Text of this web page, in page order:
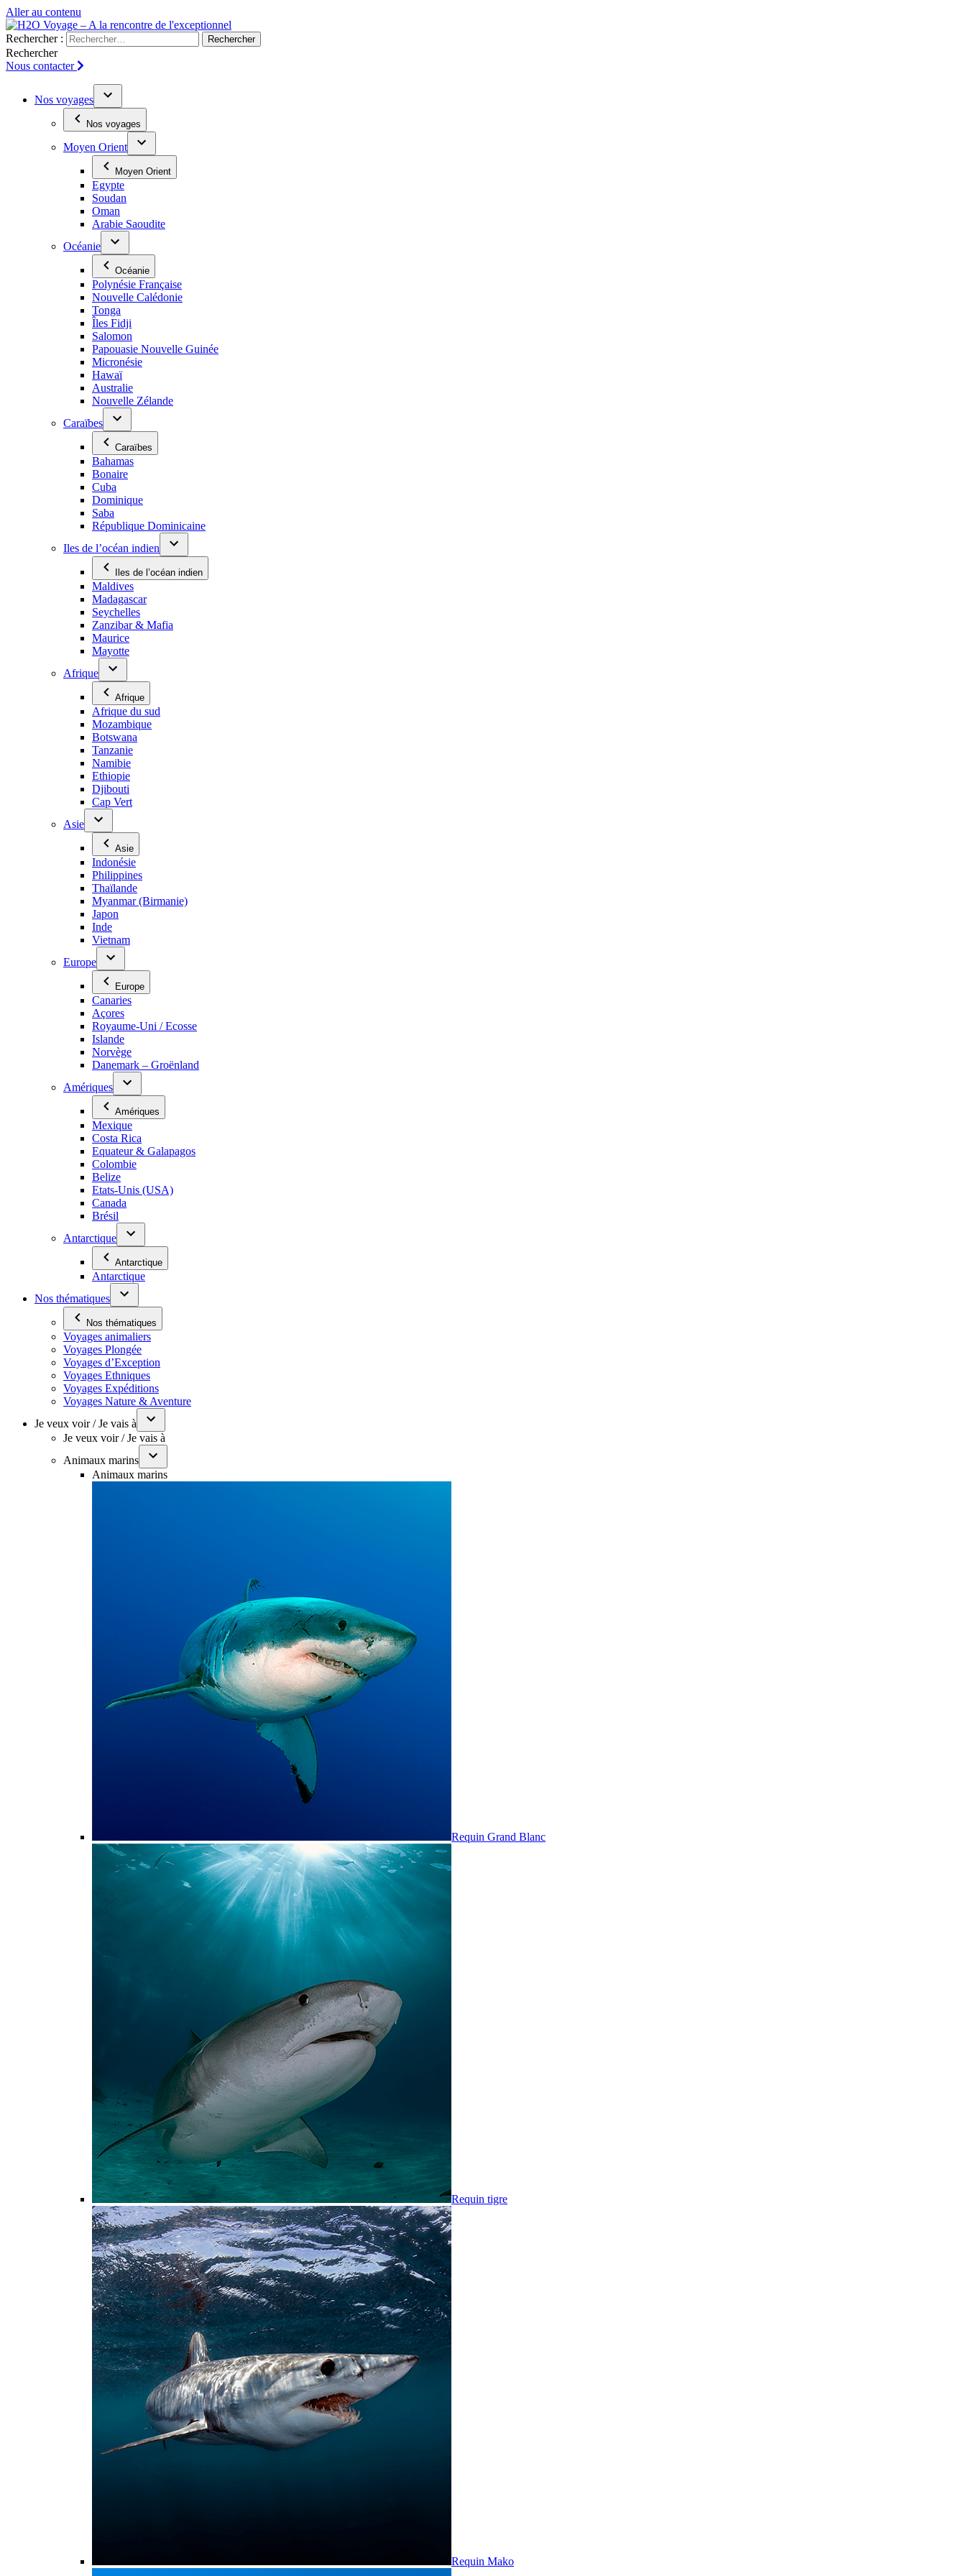
Aller au contenu
Rechercher :
Rechercher
Nous contacter
Nos voyages
Nos voyages
Moyen Orient
Moyen Orient
Egypte
Soudan
Oman
Arabie Saoudite
Océanie
Océanie
Polynésie Française
Nouvelle Calédonie
Tonga
Îles Fidji
Salomon
Papouasie Nouvelle Guinée
Micronésie
Hawaï
Australie
Nouvelle Zélande
Caraïbes
Caraïbes
Bahamas
Bonaire
Cuba
Dominique
Saba
République Dominicaine
Iles de l’océan indien
Iles de l’océan indien
Maldives
Madagascar
Seychelles
Zanzibar & Mafia
Maurice
Mayotte
Afrique
Afrique
Afrique du sud
Mozambique
Botswana
Tanzanie
Namibie
Ethiopie
Djibouti
Cap Vert
Asie
Asie
Indonésie
Philippines
Thaïlande
Myanmar (Birmanie)
Japon
Inde
Vietnam
Europe
Europe
Canaries
Açores
Royaume-Uni / Ecosse
Islande
Norvège
Danemark – Groënland
Amériques
Amériques
Mexique
Costa Rica
Equateur & Galapagos
Colombie
Belize
Etats-Unis (USA)
Canada
Brésil
Antarctique
Antarctique
Antarctique
Nos thématiques
Nos thématiques
Voyages animaliers
Voyages Plongée
Voyages d’Exception
Voyages Ethniques
Voyages Expéditions
Voyages Nature & Aventure
Je veux voir / Je vais à
Je veux voir / Je vais à
Animaux marins
Animaux marins
Requin Grand Blanc
Requin tigre
Requin Mako